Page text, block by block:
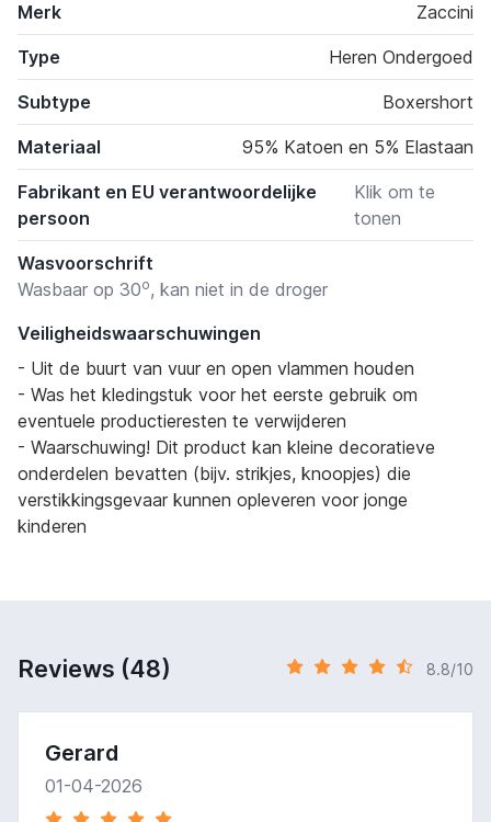
Merk Zaccini
Type Heren Ondergoed
Subtype Boxershort
Materiaal 95% Katoen en 5% Elastaan
Fabrikant en EU verantwoordelijke
persoon
Klik om te
tonen
Wasvoorschrift
Wasbaar op 30o, kan niet in de droger
Veiligheidswaarschuwingen
- Uit de buurt van vuur en open vlammen houden
- Was het kledingstuk voor het eerste gebruik om
eventuele productieresten te verwijderen
- Waarschuwing! Dit product kan kleine decoratieve
onderdelen bevatten (bijv. strikjes, knoopjes) die
verstikkingsgevaar kunnen opleveren voor jonge
kinderen
Reviews (48) 8.8/10
Gerard
01-04-2026